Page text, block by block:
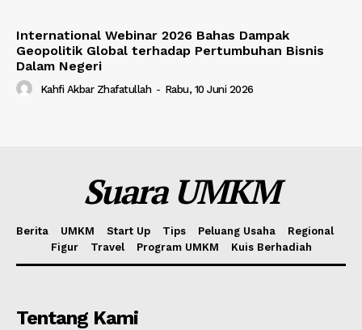
International Webinar 2026 Bahas Dampak
Geopolitik Global terhadap Pertumbuhan Bisnis
Dalam Negeri
Kahfi Akbar Zhafatullah - Rabu, 10 Juni 2026
Suara UMKM
Berita UMKM Start Up Tips Peluang Usaha
Regional
Figur
Travel Program UMKM Kuis Berhadiah
Tentang Kami